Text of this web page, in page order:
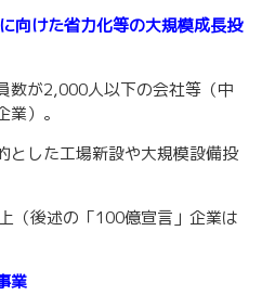
向けた省力化等の大規模成長投
が2,000人以下の会社等（中
）。
した工場新設や大規模設備投
（後述の「100億宣言」企業は
業